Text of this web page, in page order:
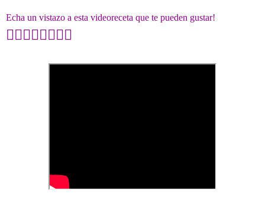
Echa un vistazo a esta videoreceta que te pueden gustar!
👇🏻👇🏻👇🏻👇🏻